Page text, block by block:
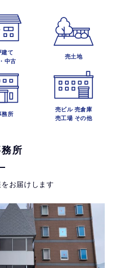
建て
中古
売土地
務所
売ビル 売倉庫
売工場 その他
所
お届けします